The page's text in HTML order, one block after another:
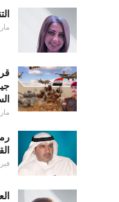
مارس
مارس
فبراير